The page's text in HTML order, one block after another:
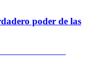
poder de las